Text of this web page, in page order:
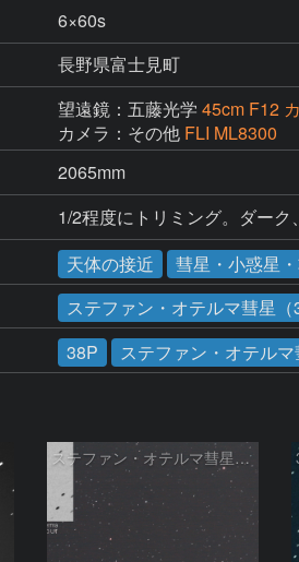
6×60s
長野県富士見町
望遠鏡：五藤光学 45cm F12
カメラ：その他 FLI ML8300
2065mm
1/2程度にトリミング。ダーク
天体の接近
彗星・小惑星
ステファン・オテルマ彗星（
38P ステファン・オテルマ
ステファン・オテルマ彗星：2019/4/2